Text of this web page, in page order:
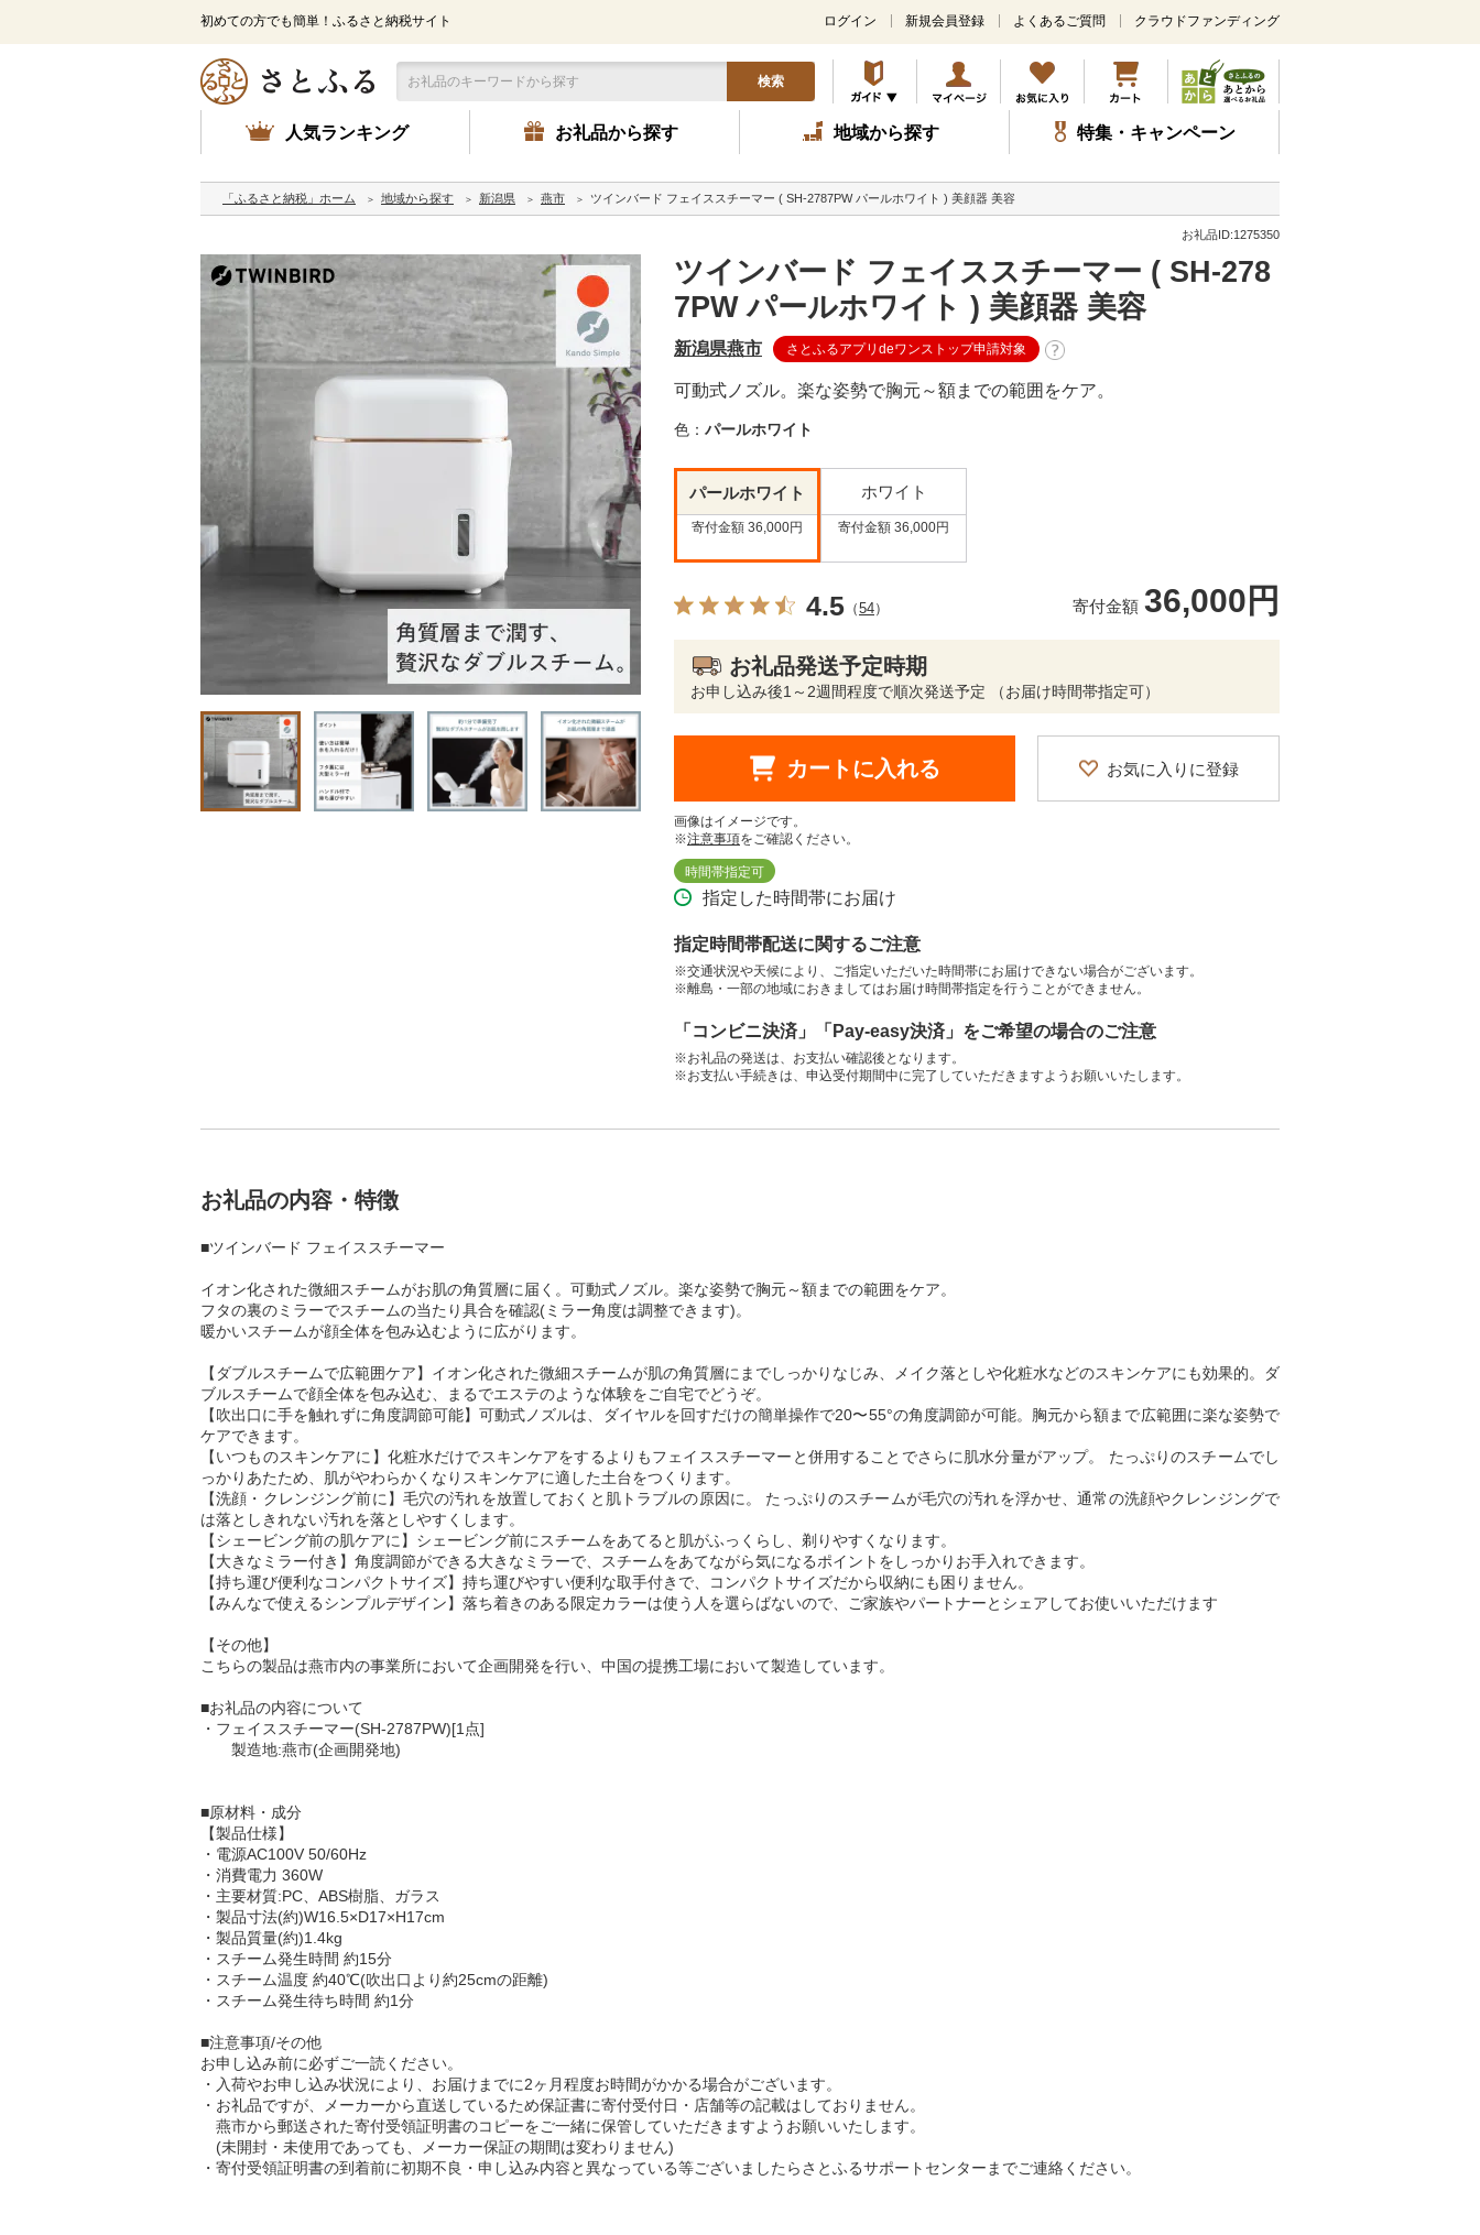
初めての方でも簡単！ふるさと納税サイト
メ
ン
コ
ン
テ
ツ
ッ
プ
ログイン 新規会員登録 よくあるご質問 クラウドファンディング
検索
人気ランキング お礼品から探す 地域から探す 特集・キャンペーン
「ふるさと納税」ホーム 地域から探す 新潟県 燕市 ツインバード フェイススチーマー ( SH-2787PW パールホワイト ) 美顔器 美容
お礼品ID:1275350
ツインバード フェイススチーマー ( SH-278
7PW パールホワイト ) 美顔器 美容
新潟県燕市 さとふるアプリdeワンストップ申請対象
可動式ノズル。楽な姿勢で胸元～額までの範囲をケア。
色： パールホワイト
パールホワイト
寄付金額 36,000円
ホワイト
寄付金額 36,000円
4.5 （54） 寄付金額 36,000円
お礼品発送予定時期
お申し込み後1～2週間程度で順次発送予定 （お届け時間帯指定可）
カートに入れる お気に入りに登録
画像はイメージです。
※注意事項をご確認ください。
時間帯指定可
指定した時間帯にお届け
指定時間帯配送に関するご注意
※交通状況や天候により、ご指定いただいた時間帯にお届けできない場合がございます。
※離島・一部の地域におきましてはお届け時間帯指定を行うことができません。
「コンビニ決済」「Pay-easy決済」をご希望の場合のご注意
※お礼品の発送は、お支払い確認後となります。
※お支払い手続きは、申込受付期間中に完了していただきますようお願いいたします。
お礼品の内容・特徴
■ツインバード フェイススチーマー
イオン化された微細スチームがお肌の角質層に届く。可動式ノズル。楽な姿勢で胸元～額までの範囲をケア。
フタの裏のミラーでスチームの当たり具合を確認(ミラー角度は調整できます)。
暖かいスチームが顔全体を包み込むように広がります。
【ダブルスチームで広範囲ケア】イオン化された微細スチームが肌の角質層にまでしっかりなじみ、メイク落としや化粧水などのスキンケアにも効果的。ダ
ブルスチームで顔全体を包み込む、まるでエステのような体験をご自宅でどうぞ。
【吹出口に手を触れずに角度調節可能】可動式ノズルは、ダイヤルを回すだけの簡単操作で20〜55°の角度調節が可能。胸元から額まで広範囲に楽な姿勢で
ケアできます。
【いつものスキンケアに】化粧水だけでスキンケアをするよりもフェイススチーマーと併用することでさらに肌水分量がアップ。 たっぷりのスチームでし
っかりあたため、肌がやわらかくなりスキンケアに適した土台をつくります。
【洗顔・クレンジング前に】毛穴の汚れを放置しておくと肌トラブルの原因に。 たっぷりのスチームが毛穴の汚れを浮かせ、通常の洗顔やクレンジングで
は落としきれない汚れを落としやすくします。
【シェービング前の肌ケアに】シェービング前にスチームをあてると肌がふっくらし、剃りやすくなります。
【大きなミラー付き】角度調節ができる大きなミラーで、スチームをあてながら気になるポイントをしっかりお手入れできます。
【持ち運び便利なコンパクトサイズ】持ち運びやすい便利な取手付きで、コンパクトサイズだから収納にも困りません。
【みんなで使えるシンプルデザイン】落ち着きのある限定カラーは使う人を選らばないので、ご家族やパートナーとシェアしてお使いいただけます
【その他】
こちらの製品は燕市内の事業所において企画開発を行い、中国の提携工場において製造しています。
■お礼品の内容について
・フェイススチーマー(SH-2787PW)[1点]
製造地:燕市(企画開発地)
■原材料・成分
【製品仕様】
・電源AC100V 50/60Hz
・消費電力 360W
・主要材質:PC、ABS樹脂、ガラス
・製品寸法(約)W16.5×D17×H17cm
・製品質量(約)1.4kg
・スチーム発生時間 約15分
・スチーム温度 約40℃(吹出口より約25cmの距離)
・スチーム発生待ち時間 約1分
■注意事項/その他
お申し込み前に必ずご一読ください。
・入荷やお申し込み状況により、お届けまでに2ヶ月程度お時間がかかる場合がございます。
・お礼品ですが、メーカーから直送しているため保証書に寄付受付日・店舗等の記載はしておりません。
燕市から郵送された寄付受領証明書のコピーをご一緒に保管していただきますようお願いいたします。
(未開封・未使用であっても、メーカー保証の期間は変わりません)
・寄付受領証明書の到着前に初期不良・申し込み内容と異なっている等ございましたらさとふるサポートセンターまでご連絡ください。